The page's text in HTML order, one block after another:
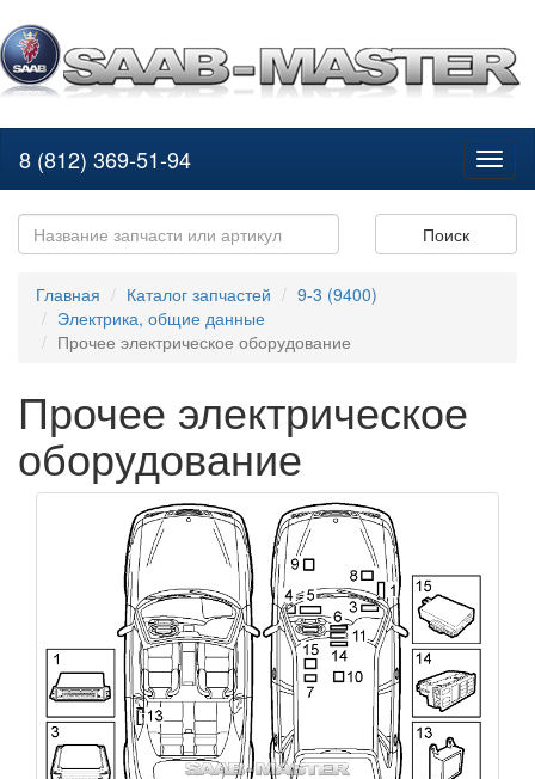
8 (812) 369-51-94
Поиск
Главная Каталог запчастей
9-3 (9400)
Электрика, общие данные
Прочее электрическое оборудование
Прочее электрическое
оборудование